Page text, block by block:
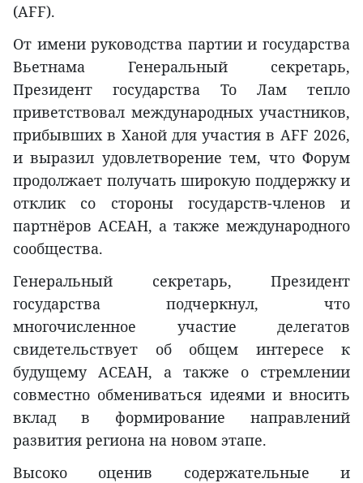
(AFF).
От имени руководства партии и государства
Вьетнама Генеральный секретарь,
Президент государства То Лам тепло
приветствовал международных участников,
прибывших в Ханой для участия в AFF 2026,
и выразил удовлетворение тем, что Форум
продолжает получать широкую поддержку и
отклик со стороны государств-членов и
партнёров АСЕАН, а также международного
сообщества.
Генеральный секретарь, Президент
государства подчеркнул, что
многочисленное участие делегатов
свидетельствует об общем интересе к
будущему АСЕАН, а также о стремлении
совместно обмениваться идеями и вносить
вклад в формирование направлений
развития региона на новом этапе.
Высоко оценив содержательные и